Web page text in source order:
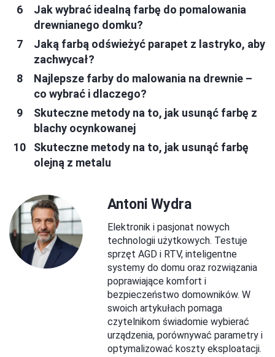
Jak wybrać idealną farbę do pomalowania
drewnianego domku?
Jaką farbą odświeżyć parapet z lastryko, aby
zachwycał?
Najlepsze farby do malowania na drewnie –
co wybrać i dlaczego?
Skuteczne metody na to, jak usunąć farbę z
blachy ocynkowanej
Skuteczne metody na to, jak usunąć farbę
olejną z metalu
Antoni Wydra
Elektronik i pasjonat nowych
technologii użytkowych. Testuje
sprzęt AGD i RTV, inteligentne
systemy do domu oraz rozwiązania
poprawiające komfort i
bezpieczeństwo domowników. W
swoich artykułach pomaga
czytelnikom świadomie wybierać
urządzenia, porównywać parametry i
optymalizować koszty eksploatacji.